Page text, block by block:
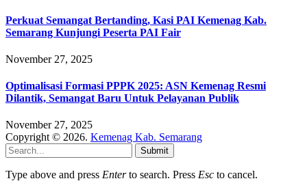
Perkuat Semangat Bertanding, Kasi PAI Kemenag Kab.
Semarang Kunjungi Peserta PAI Fair
November 27, 2025
Optimalisasi Formasi PPPK 2025: ASN Kemenag Resmi
Dilantik, Semangat Baru Untuk Pelayanan Publik
November 27, 2025
Copyright © 2026. Kemenag Kab. Semarang
Submit
Type above and press Enterto search. Press Esc to cancel.